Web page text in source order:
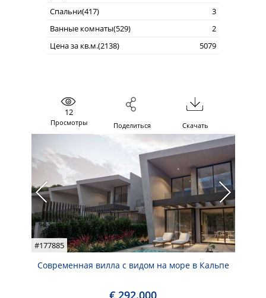
Спальни(417)
3
Ванные комнаты(529)
2
Цена за кв.м.(2138)
5079
12
Просмотры Поделиться Скачать
#177885
Современная вилла с видом на море в Кальпе
€ 292.000